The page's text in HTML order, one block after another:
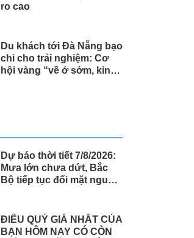
ro cao
Du khách tới Đà Nẵng bạo
chi cho trải nghiệm: Cơ
hội vàng “về ở sớm, kinh
Dự báo thời tiết 7/8/2026:
Mưa lớn chưa dứt, Bắc
Bộ tiếp tục đối mặt nguy
ĐIỀU QUÝ GIÁ NHẤT CỦA
BẠN HÔM NAY CÓ CÒN